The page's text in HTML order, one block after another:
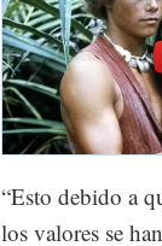
“Esto debido a
los valores se